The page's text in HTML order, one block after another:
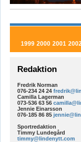
1999 2000 2001 2002
Redaktion
Fredrik Norman
076-234 24 24
Camilla Lagerman
073-536 63 56
Jennie Einarsson
076-185 86 85
Sportredaktion
Timmy Lundegård
timmy@lindenytt.com